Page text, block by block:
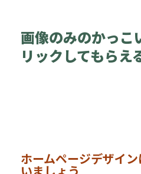
画像のみのかっこ
リックしてもらえ
ホームページデザイ